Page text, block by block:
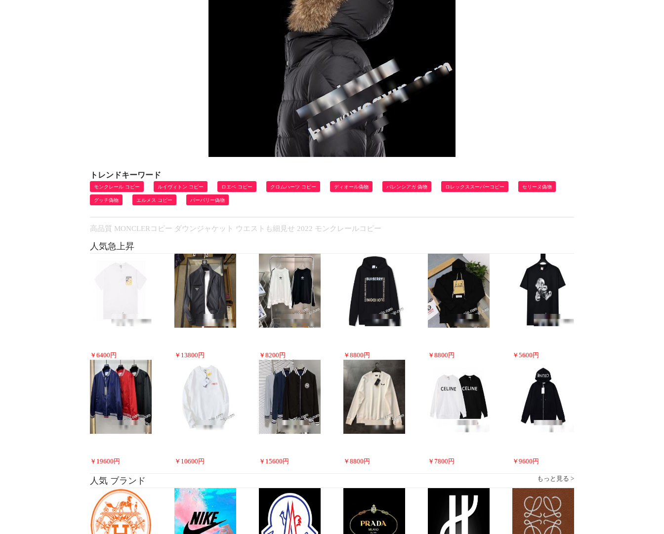
トレンドキーワード
モンクレール コピー ルイヴィトン コピー ロエベ コピー クロムハーツ コピー ディオール偽物 バレンシアガ 偽物 ロレックススーパーコピー セリーヌ偽物
グッチ偽物 エルメス コピー バーバリー偽物
高品質 MONCLERコピー ダウンジャケット ウエストも細見せ 2022 モンクレールコピー
人気急上昇
￥ 6400 円 ￥ 13800 円 ￥ 8200 円 ￥ 8800 円 ￥ 8800 円 ￥ 5600 円
￥ 19600 円 ￥ 10600 円 ￥ 15600 円 ￥ 8800 円 ￥ 7800 円 ￥ 9600 円
人気 ブランド もっと見る >